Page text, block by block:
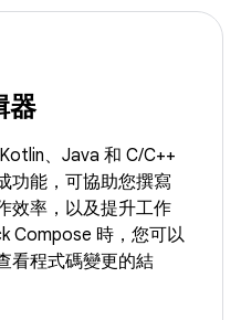
器
、Java 和 C/C++
功能，可協助您撰寫
效率，以及提升工作
Compose 時，您可以
看程式碼變更的結